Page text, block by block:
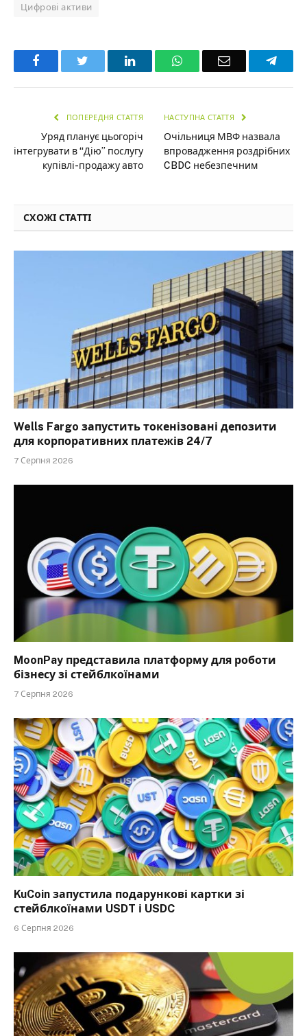
Цифрові активи
Facebook LinkedInWhatsAppEmail
ПОПЕРЕДНЯ СТАТТЯ
Уряд планує цьогоріч
інтегрувати в “Дію” послугу
купівлі-продажу авто
НАСТУПНА СТАТТЯ
Очільниця МВФ назвала
впровадження роздрібних
CBDC небезпечним
СХОЖІ СТАТТІ
Wells Fargo запустить токенізовані депозити
для корпоративних платежів 24/7
7 Серпня 2026
MoonPay представила платформу для роботи
бізнесу зі стейблкоїнами
7 Серпня 2026
KuCoin запустила подарункові картки зі
стейблкоїнами USDT і USDC
6 Серпня 2026